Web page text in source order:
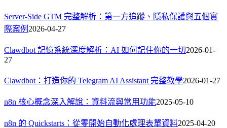
Server-Side GTM 完整解析：第一方追蹤、隱私保護與五個實
際案例 2026-04-27
Clawdbot 記憶系統深度解析：AI 如何記住你的一切2026-01-
27
Clawdbot：打造你的 Telegram AI Assistant 完整教學2026-01-27
n8n 核心概念深入解說：資料流與常用功能2025-05-10
n8n 的 Quickstarts：從零開始自動化處理表單資料2025-04-20